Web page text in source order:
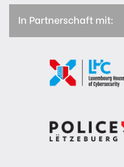
In Partnerschaft mit: